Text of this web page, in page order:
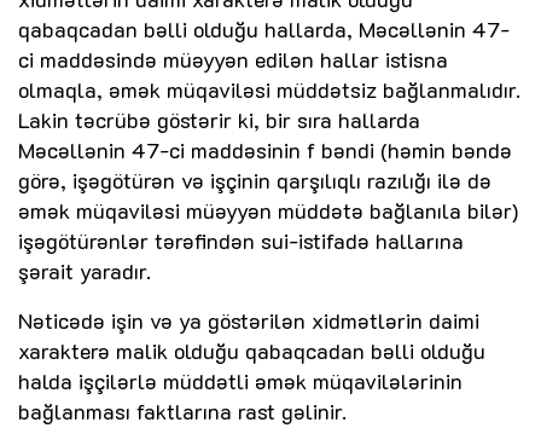
qabaqcadan bəlli olduğu hallarda, Məcəllənin 47-
ci maddəsində müəyyən edilən hallar istisna
olmaqla, əmək müqaviləsi müddətsiz bağlanmalıdır.
Lakin təcrübə göstərir ki, bir sıra hallarda
Məcəllənin 47-ci maddəsinin f bəndi (həmin bəndə
görə, işəgötürən və işçinin qarşılıqlı razılığı ilə də
əmək müqaviləsi müəyyən müddətə bağlanıla bilər)
işəgötürənlər tərəfindən sui-istifadə hallarına
şərait yaradır.
Nəticədə işin və ya göstərilən xidmətlərin daimi
xarakterə malik olduğu qabaqcadan bəlli olduğu
halda işçilərlə müddətli əmək müqavilələrinin
bağlanması faktlarına rast gəlinir.